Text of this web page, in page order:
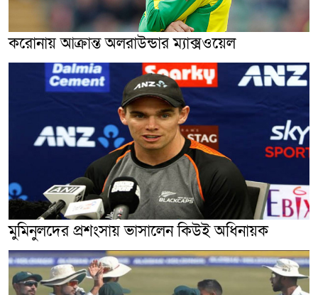
করোনায় আক্রান্ত অলরাউন্ডার ম্যাক্সওয়েল
মুমিনুলদের প্রশংসায় ভাসালেন কিউই অধিনায়ক